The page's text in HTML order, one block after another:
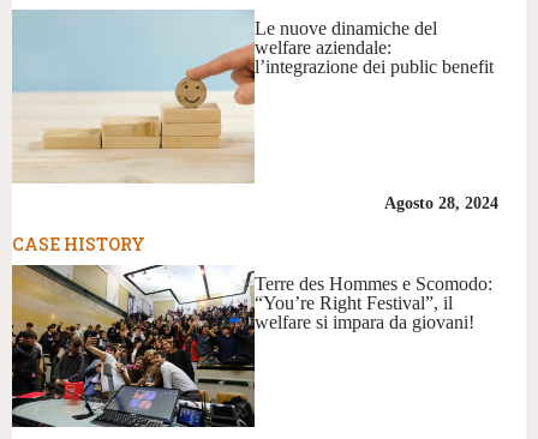
Le nuove dinamiche del
welfare aziendale:
l’integrazione dei public benefit
Agosto 28, 2024
CASE HISTORY
Terre des Hommes e Scomodo:
“You’re Right Festival”, il
welfare si impara da giovani!